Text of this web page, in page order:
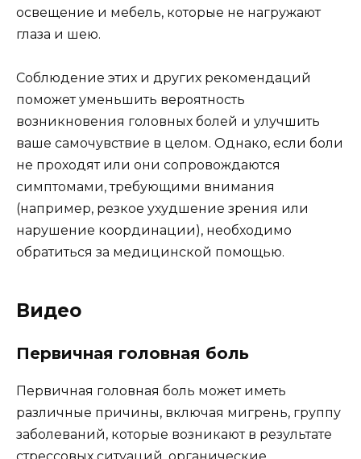
освещение и мебель, которые не нагружают
глаза и шею.
Соблюдение этих и других рекомендаций
поможет уменьшить вероятность
возникновения головных болей и улучшить
ваше самочувствие в целом. Однако, если боли
не проходят или они сопровождаются
симптомами, требующими внимания
(например, резкое ухудшение зрения или
нарушение координации), необходимо
обратиться за медицинской помощью.
Видео
Первичная головная боль
Первичная головная боль может иметь
различные причины, включая мигрень, группу
заболеваний, которые возникают в результате